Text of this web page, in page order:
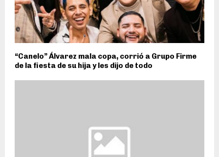
“Canelo” Álvarez mala copa, corrió a Grupo Firme
de la fiesta de su hija y les dijo de todo